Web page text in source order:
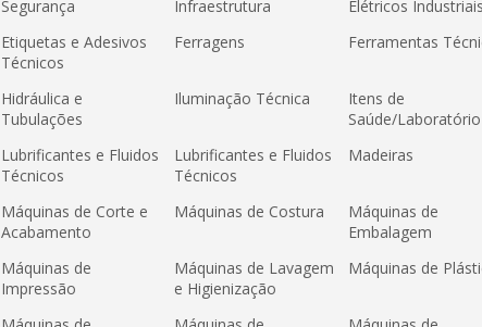
Segurança
Infraestrutura
Elétricos Industriais
Etiquetas e Adesivos
Técnicos
Ferragens Ferramentas
Hidráulica e
Tubulações
Iluminação Técnica
Itens de
Saúde/Laboratório
Lubrificantes e Fluidos
Técnicos
Lubrificantes e Fluidos
Técnicos
Madeiras
Máquinas de Corte e
Acabamento
Máquinas de Costura
Máquinas de
Embalagem
Máquinas de
Impressão
Máquinas de Lavagem
e Higienização
Máquinas de